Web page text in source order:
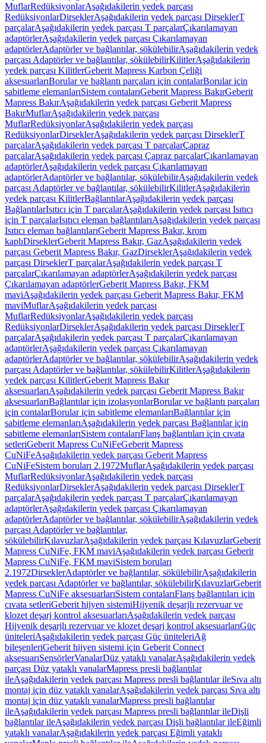
MuflarRedüksiyonlarAşağıdakilerin yedek parçası
RedüksiyonlarDirseklerAşağıdakilerin yedek parçası DirseklerT
parçalarAşağıdakilerin yedek parçası T parçalarÇıkarılamayan
adaptörlerAşağıdakilerin yedek parçası Çıkarılamayan
adaptörlerAdaptörler ve bağlantılar, sökülebilirAşağıdakilerin yedek
parçası Adaptörler ve bağlantılar, sökülebilirKilitlerAşağıdakilerin
yedek parçası KilitlerGeberit Mapress Karbon Çeliği
aksesuarlarıBorular ve bağlantı parçaları için contalarBorular için
sabitleme elemanlarıSistem contalarıGeberit Mapress BakırGeberit
Mapress BakırAşağıdakilerin yedek parçası Geberit Mapress
BakırMuflarAşağıdakilerin yedek parçası
MuflarRedüksiyonlarAşağıdakilerin yedek parçası
RedüksiyonlarDirseklerAşağıdakilerin yedek parçası DirseklerT
parçalarAşağıdakilerin yedek parçası T parçalarÇapraz
parçalarAşağıdakilerin yedek parçası Çapraz parçalarÇıkarılamayan
adaptörlerAşağıdakilerin yedek parçası Çıkarılamayan
adaptörlerAdaptörler ve bağlantılar, sökülebilirAşağıdakilerin yedek
parçası Adaptörler ve bağlantılar, sökülebilirKilitlerAşağıdakilerin
yedek parçası KilitlerBağlantılarAşağıdakilerin yedek parçası
BağlantılarIsıtıcı için T parçalarAşağıdakilerin yedek parçası Isıtıcı
için T parçalarIsıtıcı eleman bağlantılarıAşağıdakilerin yedek parçası
Isıtıcı eleman bağlantılarıGeberit Mapress Bakır, krom
kaplıDirseklerGeberit Mapress Bakır, GazAşağıdakilerin yedek
parçası Geberit Mapress Bakır, GazDirseklerAşağıdakilerin yedek
parçası DirseklerT parçalarAşağıdakilerin yedek parçası T
parçalarÇıkarılamayan adaptörlerAşağıdakilerin yedek parçası
Çıkarılamayan adaptörlerGeberit Mapress Bakır, FKM
maviAşağıdakilerin yedek parçası Geberit Mapress Bakır, FKM
maviMuflarAşağıdakilerin yedek parçası
MuflarRedüksiyonlarAşağıdakilerin yedek parçası
RedüksiyonlarDirseklerAşağıdakilerin yedek parçası DirseklerT
parçalarAşağıdakilerin yedek parçası T parçalarÇıkarılamayan
adaptörlerAşağıdakilerin yedek parçası Çıkarılamayan
adaptörlerAdaptörler ve bağlantılar, sökülebilirAşağıdakilerin yedek
parçası Adaptörler ve bağlantılar, sökülebilirKilitlerAşağıdakilerin
yedek parçası KilitlerGeberit Mapress Bakır
aksesuarlarıAşağıdakilerin yedek parçası Geberit Mapress Bakır
aksesuarlarıBağlantılar için izolasyonlarBorular ve bağlantı parçaları
için contalarBorular için sabitleme elemanlarıBağlantılar için
sabitleme elemanlarıAşağıdakilerin yedek parçası Bağlantılar için
sabitleme elemanlarıSistem contalarıFlanş bağlantıları için cıvata
setleriGeberit Mapress CuNiFeGeberit Mapress
CuNiFeAşağıdakilerin yedek parçası Geberit Mapress
CuNiFeSistem boruları 2.1972MuflarAşağıdakilerin yedek parçası
MuflarRedüksiyonlarAşağıdakilerin yedek parçası
RedüksiyonlarDirseklerAşağıdakilerin yedek parçası DirseklerT
parçalarAşağıdakilerin yedek parçası T parçalarÇıkarılamayan
adaptörlerAşağıdakilerin yedek parçası Çıkarılamayan
adaptörlerAdaptörler ve bağlantılar, sökülebilirAşağıdakilerin yedek
parçası Adaptörler ve bağlantılar,
sökülebilirKılavuzlarAşağıdakilerin yedek parçası KılavuzlarGeberit
Mapress CuNiFe, FKM maviAşağıdakilerin yedek parçası Geberit
Mapress CuNiFe, FKM maviSistem boruları
2.1972DirseklerAdaptörler ve bağlantılar, sökülebilirAşağıdakilerin
yedek parçası Adaptörler ve bağlantılar, sökülebilirKılavuzlarGeberit
Mapress CuNiFe aksesuarlarıSistem contalarıFlanş bağlantıları için
cıvata setleriGeberit hijyen sistemiHijyenik deşarjlı rezervuar ve
klozet deşarj kontrol aksesuarlarıAşağıdakilerin yedek parçası
Hijyenik deşarjlı rezervuar ve klozet deşarj kontrol aksesuarlarıGüç
üniteleriAşağıdakilerin yedek parçası Güç üniteleriAğ
bileşenleriGeberit hijyen sistemi için Geberit Connect
aksesuarıSensörlerVanalarDüz yataklı vanalarAşağıdakilerin yedek
parçası Düz yataklı vanalarMapress presli bağlantılar
ileAşağıdakilerin yedek parçası Mapress presli bağlantılar ileSıva altı
montaj için düz yataklı vanalarAşağıdakilerin yedek parçası Sıva altı
montaj için düz yataklı vanalarMapress presli bağlantılar
ileAşağıdakilerin yedek parçası Mapress presli bağlantılar ileDişli
bağlantılar ileAşağıdakilerin yedek parçası Dişli bağlantılar ileEğimli
yataklı vanalarAşağıdakilerin yedek parçası Eğimli yataklı